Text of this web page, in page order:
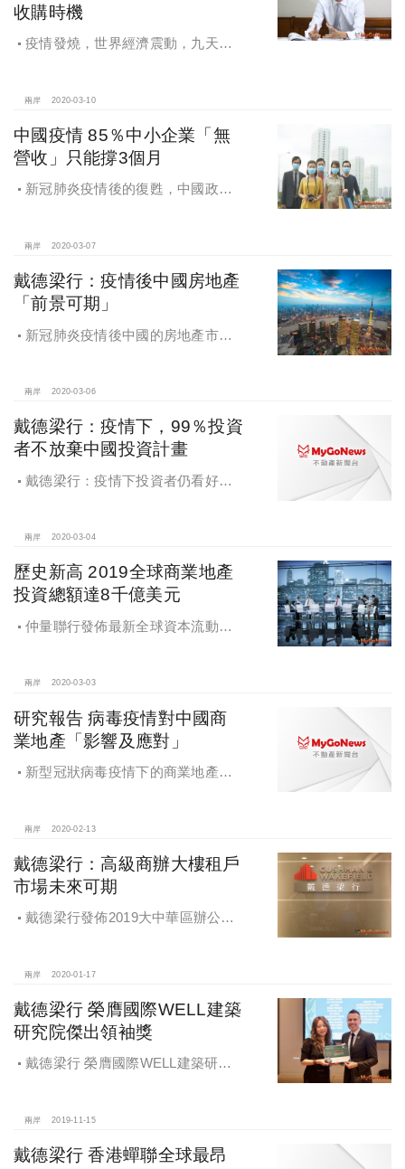
收購時機
疫情發燒，世界經濟震動，九天資
兩岸 2020-03-10
中國疫情 85％中小企業「無
營收」只能撐3個月
新冠肺炎疫情後的復甦，中國政府
兩岸 2020-03-07
戴德梁行：疫情後中國房地產
「前景可期」
新冠肺炎疫情後中國的房地產市
兩岸 2020-03-06
戴德梁行：疫情下，99％投資
者不放棄中國投資計畫
戴德梁行：疫情下投資者仍看好中
兩岸 2020-03-04
歷史新高 2019全球商業地產
投資總額達8千億美元
仲量聯行發佈最新全球資本流動報
兩岸 2020-03-03
研究報告 病毒疫情對中國商
業地產「影響及應對」
新型冠狀病毒疫情下的商業地產或
響及應對》
兩岸 2020-02-13
戴德梁行：高級商辦大樓租戶
市場未來可期
戴德梁行發佈2019大中華區辦公大
兩岸 2020-01-17
戴德梁行 榮膺國際WELL建築
研究院傑出領袖獎
戴德梁行 榮膺國際WELL建築研究
兩岸 2019-11-15
戴德梁行 香港蟬聯全球最昂